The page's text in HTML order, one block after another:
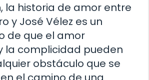
la historia de amor entre
y José Vélez es un
de que el amor
la complicidad pueden
obstáculo que se